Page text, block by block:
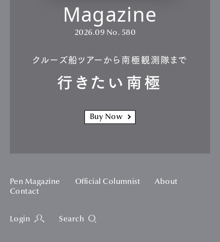
Magazine
2026.09 No. 580
クルーズ船ツアーから南極観測隊まで
行きたい南極
Buy Now
Pen Magazine Official Columnist
About
Contact
Login Search